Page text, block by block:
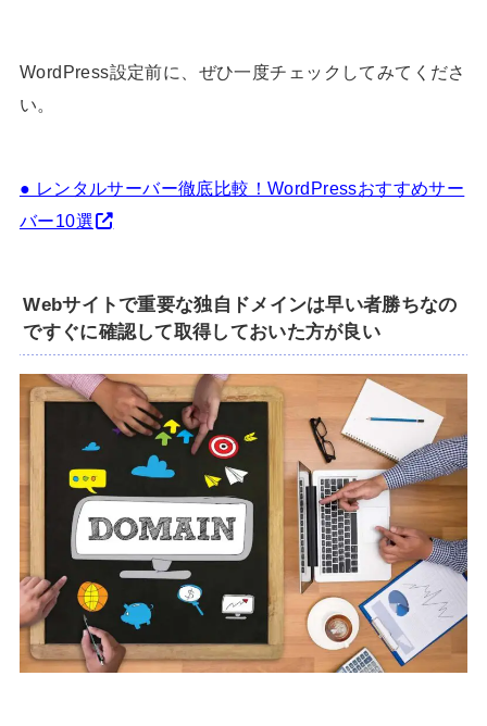
WordPress設定前に、ぜひ一度チェックしてみてくださ
い。
● レンタルサーバー徹底比較！WordPressおすすめサー
バー10選
Webサイトで重要な独自ドメインは早い者勝ちなの
ですぐに確認して取得しておいた方が良い